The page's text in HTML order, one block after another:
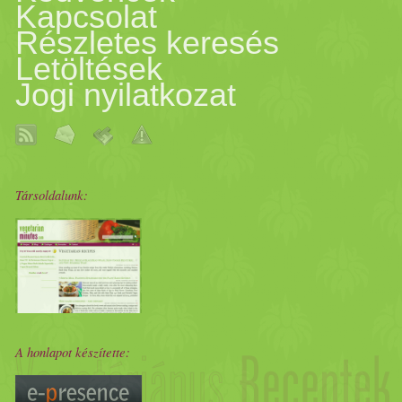
kicsit tovább tartott,
életemből.
kg, ebből 76 dkg juice lett
ahogy jött ki a száraz
tettem vissza a betöltő
újra lenyomtam. Ja, és
magától lecsúszik, és
Kapcsolat
Részletes keresés
Letöltések
Jogi nyilatkozat
Társoldalunk:
A honlapot készítette: